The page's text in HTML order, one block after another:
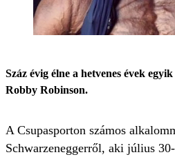
Száz évig élne a hetvenes évek
Robby Robinson.
A Csupasporton számos
Schwarzeneggerről, aki július